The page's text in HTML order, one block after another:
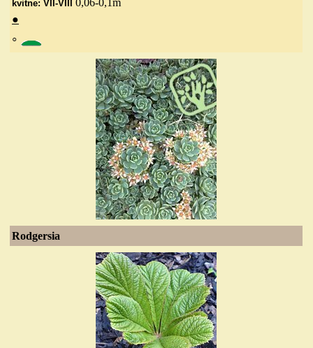
kvitne: VII-VIII 0,06-0,1m
●
◦
Rodgersia